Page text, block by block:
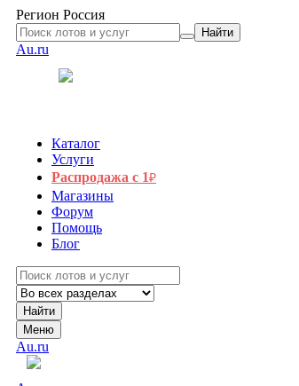
Регион Россия
Найти
Au.ru
Каталог
Услуги
Распродажа с 1₽
Магазины
Форум
Помощь
Блог
Найти
Меню
Au.ru